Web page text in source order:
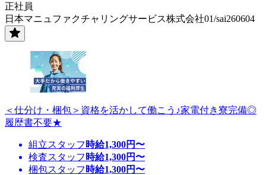
正社員
日本マニュファクチャリングサービス株式会社01/sai260604
＜仕分け・梱包＞資格を活かして働こう♪家電付き寮完備◎
履歴書不要★
組立スタッフ 時給1,300円〜
検査スタッフ 時給1,300円〜
梱包スタッフ 時給1,300円〜